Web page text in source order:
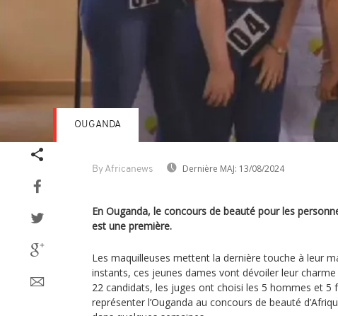
By Africanews Dernière MAJ: 13/08/2024
OUGANDA
En Ouganda, le concours de beauté pour les
est une première.
Les maquilleuses mettent la dernière touche à leur
instants, ces jeunes dames vont dévoiler leur
22 candidats, les juges ont choisi les 5 hommes et 5
représenter l’Ouganda au concours de beauté